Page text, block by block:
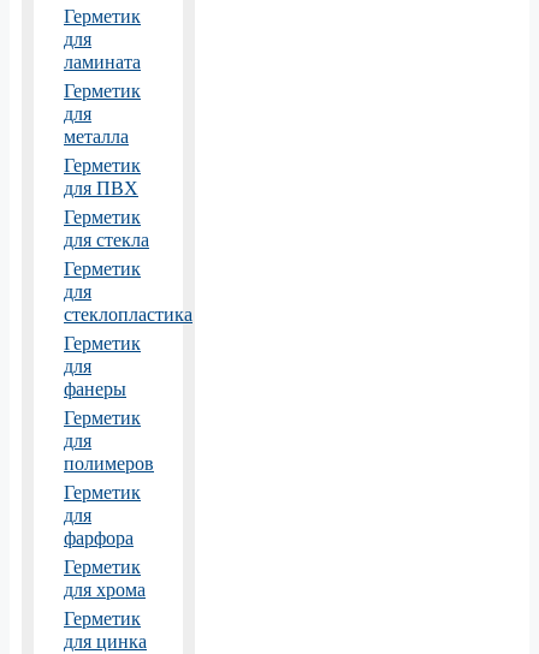
Герметик
для
ламината
Герметик
для
металла
Герметик
для ПВХ
Герметик
для стекла
Герметик
для
стеклопластика
Герметик
для
фанеры
Герметик
для
полимеров
Герметик
для
фарфора
Герметик
для хрома
Герметик
для цинка